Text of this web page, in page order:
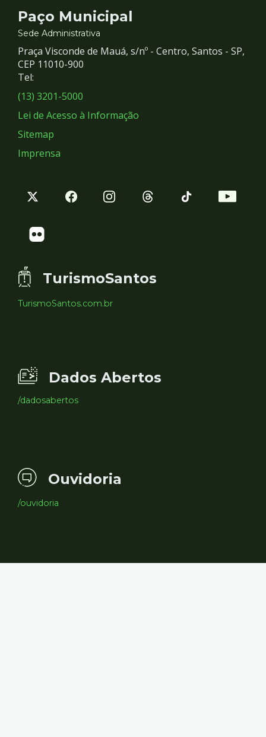
Contato
e
Redes
Sociais
Paço Municipal
Sede Administrativa
Praça Visconde de Mauá, s/nº - Centro, Santos - SP,
CEP 11010-900
Tel:
(13) 3201-5000
Lei de Acesso à Informação
Sitemap
Imprensa
TurismoSantos
TurismoSantos.com.br
Dados Abertos
/dadosabertos
Ouvidoria
/ouvidoria